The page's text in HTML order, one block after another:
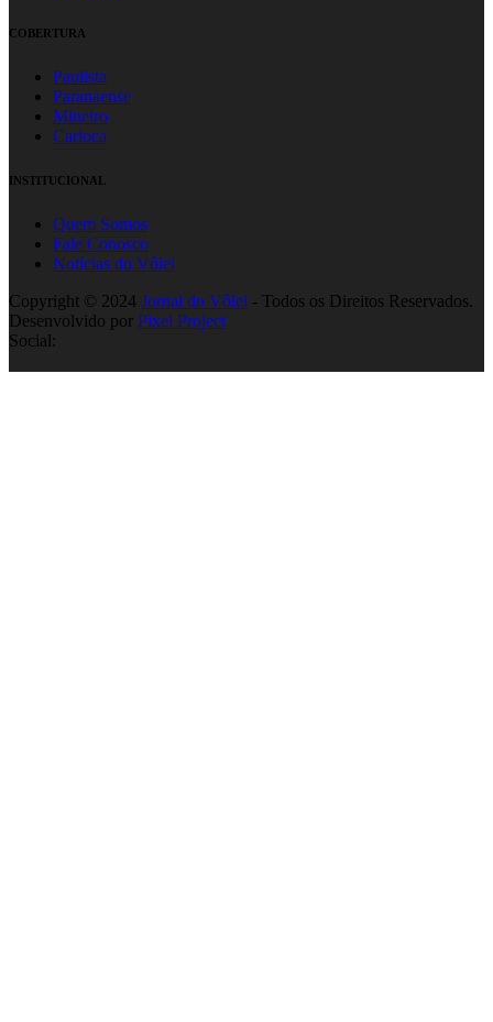
COBERTURA
Paulista
Paranaense
Mineiro
Carioca
INSTITUCIONAL
Quem Somos
Fale Conosco
Notícias do Vôlei
Copyright © 2024 Jornal do Vôlei - Todos os Direitos Reservados.
Desenvolvido por Pixel Project
Social: